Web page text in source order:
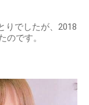
りでしたが、2018
のです。